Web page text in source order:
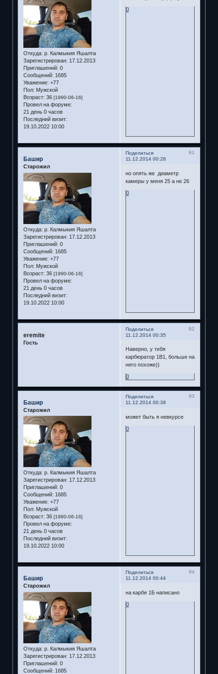
Откуда: р. Калмыкия Яшалта
Зарегистрирован: 17.12.2013
Приглашений: 0
Сообщений: 1685
Уважение: +77
Пол: Мужской
Возраст: 36 [1990-06-16]
Провел на форуме:
21 день 0 часов
Последний визит:
19.10.2022 10:00
0
Поделиться
81
11.12.2014 00:28
Башир
Старожил
Откуда: р. Калмыкия Яшалта
Зарегистрирован: 17.12.2013
Приглашений: 0
Сообщений: 1685
Уважение: +77
Пол: Мужской
Возраст: 36 [1990-06-16]
Провел на форуме:
21 день 0 часов
Последний визит:
19.10.2022 10:00
но опять же диаметр
камеры у меня 25 а не 26
0
Поделиться
82
11.12.2014 00:35
eremite
Гость
Наверно, у тебя
карбюратор 1В1, больше на
него похоже))
0
Поделиться
83
11.12.2014 00:39
Башир
Старожил
Откуда: р. Калмыкия Яшалта
Зарегистрирован: 17.12.2013
Приглашений: 0
Сообщений: 1685
Уважение: +77
Пол: Мужской
Возраст: 36 [1990-06-16]
Провел на форуме:
21 день 0 часов
Последний визит:
19.10.2022 10:00
может быть я невкурсе
0
Поделиться
84
11.12.2014 00:44
Башир
Старожил
Откуда: р. Калмыкия Яшалта
Зарегистрирован: 17.12.2013
Приглашений: 0
Сообщений: 1685
на карбе 1Б написано
0